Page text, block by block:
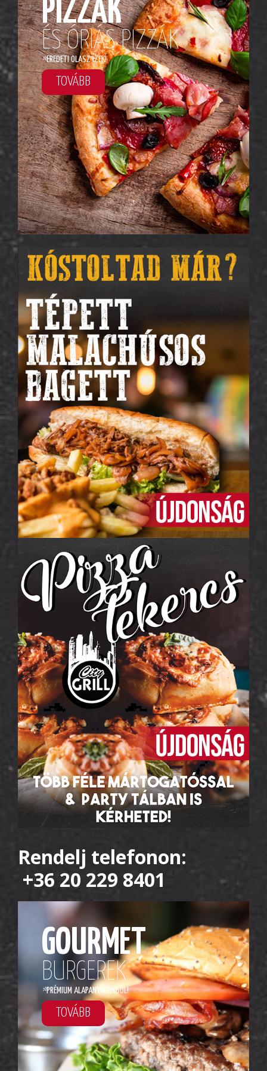
PIZZÁK
ÉS ÓRIÁS PIZZÁK
*EREDETI OLASZ ÍZEK!
TOVÁBB
Rendelj telefonon:
+36 20 229 8401
GOURMET
BURGEREK
*PRÉMIUM ALAPANYAGOKBÓL!
TOVÁBB